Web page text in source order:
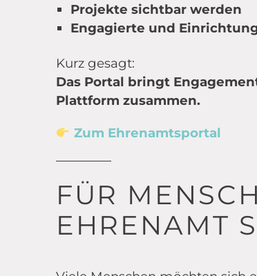
Projekte sichtbar werden
Engagierte und
Kurz gesagt:
Das Portal bringt
Plattform zusammen.
Zum Ehrenamtsportal
FÜR
EHRENAMT